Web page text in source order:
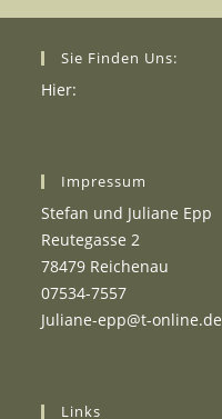
Sie Finden Uns:
Hier:
Impressum
Stefan und Juliane Epp
Reutegasse 2
78479 Reichenau
07534-7557
Juliane-epp@t-online.de
Links